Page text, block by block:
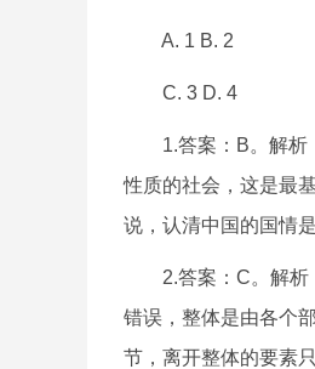
A. 1 B. 2
C. 3 D. 4
1.答案：B。解析：
性质的社会，这是最
说，认清中国的国情
2.答案：C。解析：
错误，整体是由各个
节，离开整体的要素